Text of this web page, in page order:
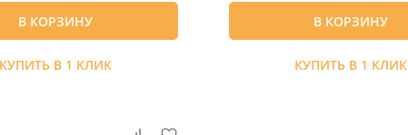
В КОРЗИНУ
КУПИТЬ В 1 КЛИК
В КОРЗИНУ
КУПИТЬ В 1 КЛИК